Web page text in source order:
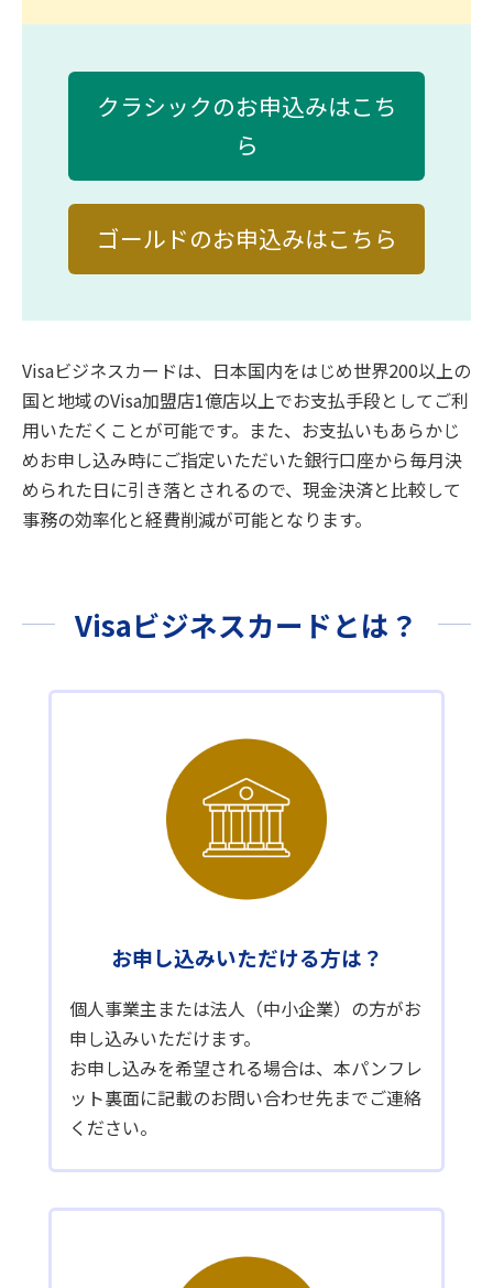
クラシックのお申込みはこち
ら
ゴールドのお申込みはこちら
Visaビジネスカードは、日本国内をはじめ世界200以上の
国と地域のVisa加盟店1億店以上でお支払手段としてご利
用いただくことが可能です。また、お支払いもあらかじ
めお申し込み時にご指定いただいた銀行口座から毎月決
められた日に引き落とされるので、現金決済と比較して
事務の効率化と経費削減が可能となります。
Visaビジネスカードとは？
お申し込みいただける方は？
個人事業主または法人（中小企業）の方がお
申し込みいただけます。
お申し込みを希望される場合は、本パンフレ
ット裏面に記載のお問い合わせ先までご連絡
ください。